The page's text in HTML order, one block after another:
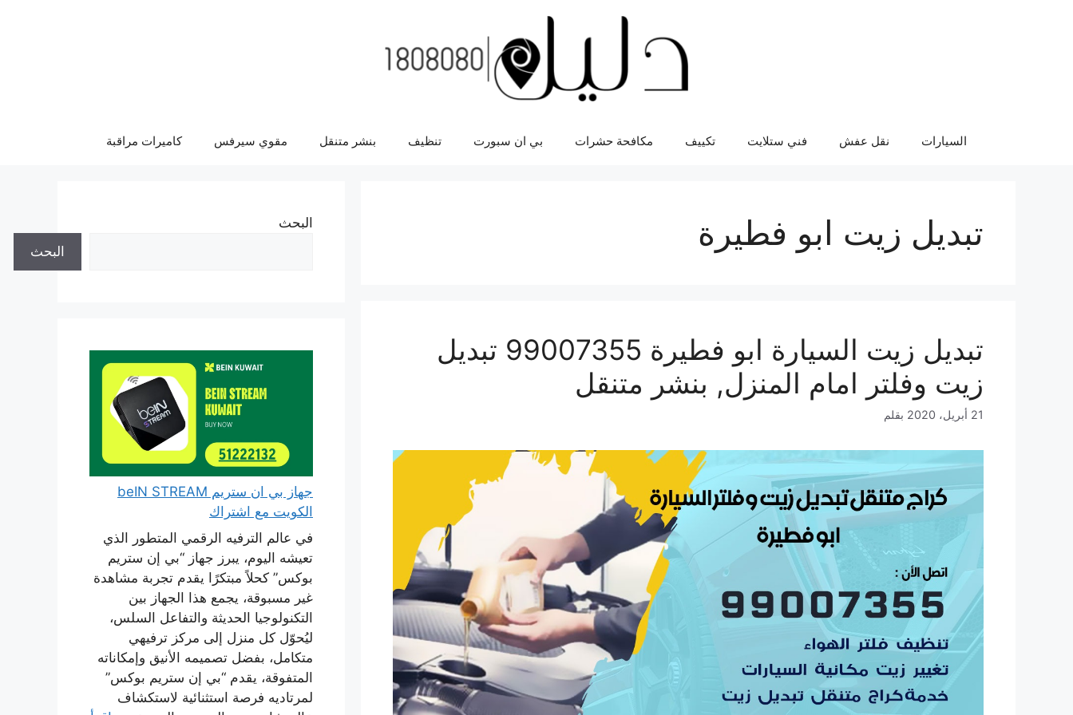
السيارات نقل عفش فني ستلايت تكييف مكافحة حشرات بي ان سبورت تنظيف بنشر متنقل مقوي سيرفس كاميرات مراقبة
تبديل زيت ابو فطيرة
تبديل زيت السيارة ابو فطيرة 99007355 تبديل
زيت وفلتر امام المنزل, بنشر متنقل
21 أبريل، 2020 بقلم
البحث
البحث
جهاز بي ان ستريم beIN STREAM
الكويت مع اشتراك
في عالم الترفيه الرقمي المتطور الذي
تعيشه اليوم، يبرز جهاز “بي إن ستريم
بوكس” كحلاً مبتكرًا يقدم تجربة مشاهدة
غير مسبوقة، يجمع هذا الجهاز بين
التكنولوجيا الحديثة والتفاعل السلس،
ليُحوّل كل منزل إلى مركز ترفيهي
متكامل، بفضل تصميمه الأنيق وإمكاناته
المتفوقة، يقدم “بي إن ستريم بوكس”
لمرتاديه فرصة استثنائية لاستكشاف